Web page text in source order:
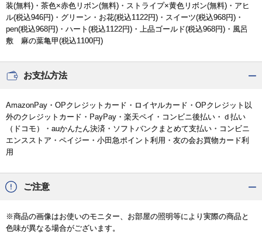
装(無料)・茶色×赤色リボン(無料)・ストライプ×黄色リボン(無料)・アヒ
ル(税込946円)・グリーン・お花(税込1122円)・スイーツ(税込968円)・
pen(税込968円)・ハート(税込1122円)・上品ゴールド(税込968円)・風呂
敷 麻の葉亀甲(税込1100円)
お支払方法
AmazonPay・OPクレジットカード・ロイヤルカード・OPクレジット以
外のクレジットカード・PayPay・楽天ペイ・コンビニ後払い・ｄ払い
（ドコモ）・auかんたん決済・ソフトバンクまとめて支払い・コンビニ
エンスストア・ペイジー・小田急ポイント利用・友の会お買物カード利
用
ご注意
※商品の画像はお使いのモニター、お部屋の照明等により実際の商品と
色味が異なる場合がございます。